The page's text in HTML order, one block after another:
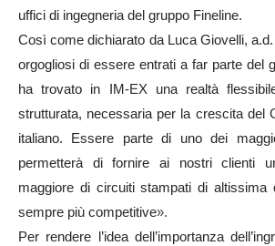
uffici di ingegneria del gruppo Fineline.
Così come dichiarato da Luca Giovelli,
orgogliosi di essere entrati a far parte del
ha trovato in IM-EX una realtà
strutturata, necessaria per la crescita del
italiano. Essere parte di uno dei
permetterà di fornire ai nostri clienti
maggiore di circuiti stampati di altissima
sempre più competitive».
Per rendere l’idea dell’importanza